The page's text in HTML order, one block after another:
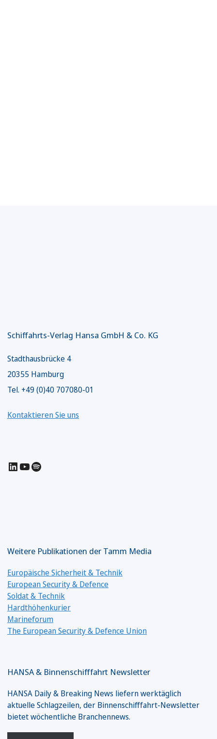
Schiffahrts-Verlag Hansa GmbH & Co. KG
Stadthausbrücke 4
20355 Hamburg
Tel. +49 (0)40 707080-01
Kontaktieren Sie uns
LinkedIn
YouTube
Spotify
Weitere Publikationen der Tamm Media
Europäische Sicherheit & Technik
European Security & Defence
Soldat & Technik
Hardthöhenkurier
Marineforum
The European Security & Defence Union
HANSA & Binnenschifffahrt Newsletter
HANSA Daily & Breaking News liefern werktäglich
aktuelle Schlagzeilen, der Binnenschifffahrt-Newsletter
bietet wöchentliche Branchennews.